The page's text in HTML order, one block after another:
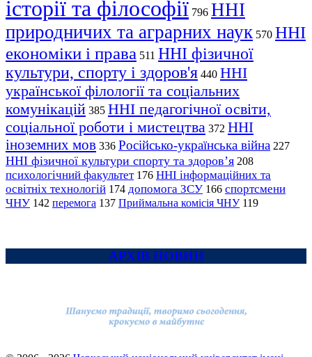
історії та філософії 796 ННІ
природничих та аграрних наук 570 ННІ
економіки і права 511 ННІ фізичної
культури, спорту і здоров'я 440 ННІ
української філології та соціальних
комунікацій 385 ННІ педагогічної освіти,
соціальної роботи і мистецтва 372 ННІ
іноземних мов 336 Російсько-українська війна 227
ННІ фізичної культури спорту та здоров’я 208
психологічний факультет 176 ННІ інформаційних та
освітніх технологій 174 допомога ЗСУ 166 спортсмени
ЧНУ 142 перемога 137 Приймальна комісія ЧНУ 119
АРХІВ НОВИН